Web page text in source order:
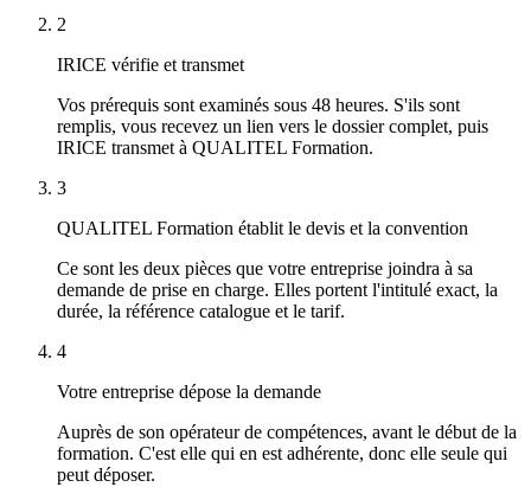
2
IRICE vérifie et transmet
Vos prérequis sont examinés sous 48 heures. S'ils sont
remplis, vous recevez un lien vers le dossier complet, puis
IRICE transmet à QUALITEL Formation.
3
QUALITEL Formation établit le devis et la convention
Ce sont les deux pièces que votre entreprise joindra à sa
demande de prise en charge. Elles portent l'intitulé exact, la
durée, la référence catalogue et le tarif.
4
Votre entreprise dépose la demande
Auprès de son opérateur de compétences, avant le début de la
formation. C'est elle qui en est adhérente, donc elle seule qui
peut déposer.